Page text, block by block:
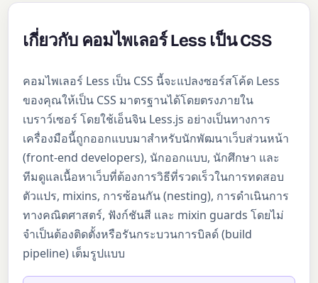
เกี่ยวกับ คอมไพเลอร์ Less เป็น CSS
คอมไพเลอร์ Less เป็น CSS นี้จะแปลงซอร์สโค้ด Less
ของคุณให้เป็น CSS มาตรฐานได้โดยตรงภายใน
เบราว์เซอร์ โดยใช้เอ็นจิน Less.js อย่างเป็นทางการ
เครื่องมือนี้ถูกออกแบบมาสำหรับนักพัฒนาเว็บส่วนหน้า
(front-end developers), นักออกแบบ, นักศึกษา และ
ทีมดูแลเนื้อหาเว็บที่ต้องการวิธีที่รวดเร็วในการทดสอบ
ตัวแปร, mixins, การซ้อนกัน (nesting), การดำเนินการ
ทางคณิตศาสตร์, ฟังก์ชันสี และ mixin guards โดยไม่
จำเป็นต้องติดตั้งหรือรันกระบวนการบิลด์ (build
pipeline) เต็มรูปแบบ